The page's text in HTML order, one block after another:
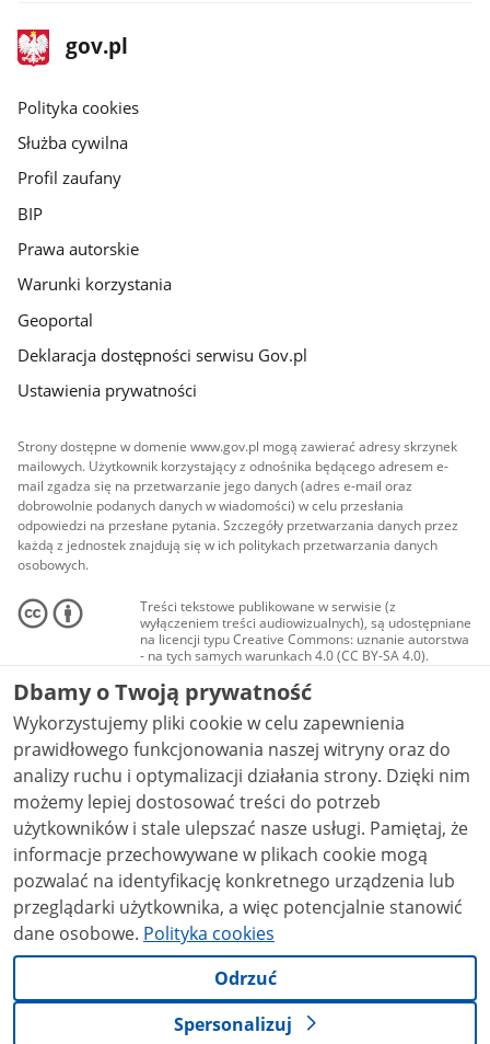
stopka
gov.pl
Strona
gov.pl
gov.pl
Polityka cookies
Służba cywilna
Profil zaufany
BIP
Prawa autorskie
Warunki korzystania
Geoportal
Deklaracja dostępności serwisu Gov.pl
Ustawienia prywatności
Strony dostępne w domenie www.gov.pl mogą zawierać adresy skrzynek
mailowych. Użytkownik korzystający z odnośnika będącego adresem e-
mail zgadza się na przetwarzanie jego danych (adres e-mail oraz
dobrowolnie podanych danych w wiadomości) w celu przesłania
odpowiedzi na przesłane pytania. Szczegóły przetwarzania danych przez
każdą z jednostek znajdują się w ich politykach przetwarzania danych
osobowych.
Treści tekstowe publikowane w serwisie (z
wyłączeniem treści audiowizualnych), są udostępniane
na licencji typu Creative Commons: uznanie autorstwa
- na tych samych warunkach 4.0 (CC BY-SA 4.0).
Materiały audiowizualne, w tym zdjęcia, materiały
audio i wideo, są udostępniane na licencji typu
Creative Commons: uznanie autorstwa użycie
niekomercyjne - bez utworów zależnych 4.0 (CC BY-
NC-ND 4.0), o ile nie jest to stwierdzone inaczej.
Dbamy o Twoją prywatność
Wykorzystujemy pliki cookie w celu zapewnienia
prawidłowego funkcjonowania naszej witryny oraz do
analizy ruchu i optymalizacji działania strony. Dzięki nim
możemy lepiej dostosować treści do potrzeb
użytkowników i stale ulepszać nasze usługi. Pamiętaj, że
informacje przechowywane w plikach cookie mogą
pozwalać na identyfikację konkretnego urządzenia lub
przeglądarki użytkownika, a więc potencjalnie stanowić
dane osobowe. Polityka cookies
Odrzuć
Spersonalizuj